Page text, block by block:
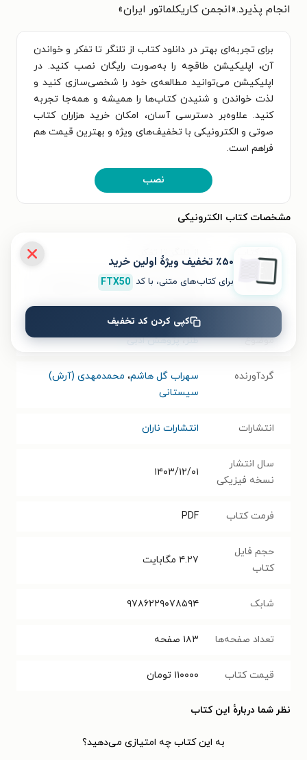
انجام پذیرد.«انجمن کاریکلماتور ایران»
برای تجربه‌ای بهتر در دانلود کتاب از تلنگر تا تفکر و خواندن
آن، اپلیکیشن طاقچه را به‌صورت رایگان نصب کنید. در
اپلیکیشن می‌توانید مطالعه‌ی خود را شخصی‌سازی کنید و
لذت خواندن و شنیدن کتاب‌ها را همیشه و همه‌جا تجربه
کنید. علاوه‌بر دسترسی آسان، امکان خرید هزاران کتاب
صوتی و الکترونیکی با تخفیف‌های ویژه و بهترین قیمت هم
فراهم است.
نصب
مشخصات کتاب الکترونیکی
از تلنگر تا تفکر
عنوان دیگر
مجموعه کاریکلماتور، انجمن کاریکلماتور
ایران
موضوع طنز،پژوهش ادبی
گردآورنده سهراب گل هاشم، محمدمهدی (آرش)
سیستانی
انتشارات انتشارات ناران
سال انتشار
نسخه فیزیکی
۱۴۰۳/۱۲/۰۱
فرمت کتاب PDF
حجم فایل
کتاب
۴.۲۷ مگابایت
شابک ۹۷۸۶۲۲۹۰۷۸۵۹۴
تعداد صفحه‌ها ۱۸۳ صفحه
قیمت کتاب ۱۱۰۰۰۰ تومان
نظر شما دربارهٔ این کتاب
به این کتاب چه امتیازی می‌دهید؟
٪۵۰ تخفیف ویژۀ اولین خرید
برای کتاب‌های متنی، با کد FTX50
کپی کردن کد تخفیف